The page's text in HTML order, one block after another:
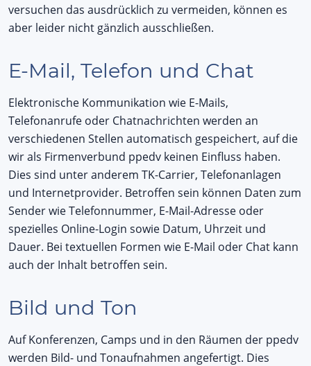
versuchen das ausdrücklich zu vermeiden, können es
aber leider nicht gänzlich ausschließen.
E-Mail, Telefon und Chat
Elektronische Kommunikation wie E-Mails,
Telefonanrufe oder Chatnachrichten werden an
verschiedenen Stellen automatisch gespeichert, auf die
wir als Firmenverbund ppedv keinen Einfluss haben.
Dies sind unter anderem TK-Carrier, Telefonanlagen
und Internetprovider. Betroffen sein können Daten zum
Sender wie Telefonnummer, E-Mail-Adresse oder
spezielles Online-Login sowie Datum, Uhrzeit und
Dauer. Bei textuellen Formen wie E-Mail oder Chat kann
auch der Inhalt betroffen sein.
Bild und Ton
Auf Konferenzen, Camps und in den Räumen der ppedv
werden Bild- und Tonaufnahmen angefertigt. Dies